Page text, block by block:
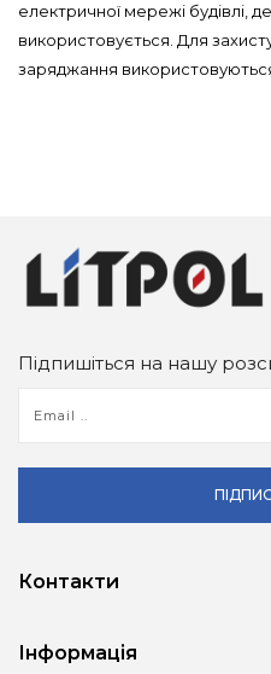
електричної мережі будівлі,
використовується. Для
заряджання
Підпишіться на нашу
Контакти
Інформація